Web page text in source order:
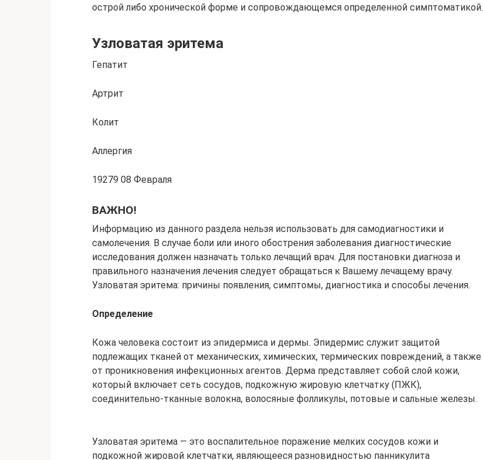
острой либо хронической форме и сопровождающемся определенной симптоматикой.
Узловатая эритема
Гепатит
Артрит
Колит
Аллергия
19279 08 Февраля
ВАЖНО!
Информацию из данного раздела нельзя использовать для самодиагностики и
самолечения. В случае боли или иного обострения заболевания диагностические
исследования должен назначать только лечащий врач. Для постановки диагноза и
правильного назначения лечения следует обращаться к Вашему лечащему врачу.
Узловатая эритема: причины появления, симптомы, диагностика и способы лечения.
Определение
Кожа человека состоит из эпидермиса и дермы. Эпидермис служит защитой
подлежащих тканей от механических, химических, термических повреждений, а также
от проникновения инфекционных агентов. Дерма представляет собой слой кожи,
который включает сеть сосудов, подкожную жировую клетчатку (ПЖК),
соединительно-тканные волокна, волосяные фолликулы, потовые и сальные железы.
Узловатая эритема — это воспалительное поражение мелких сосудов кожи и
подкожной жировой клетчатки, являющееся разновидностью панникулита